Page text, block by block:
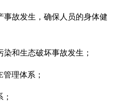
事故发生，确保人员的身体健
和生态破坏事故发生；
理体系；